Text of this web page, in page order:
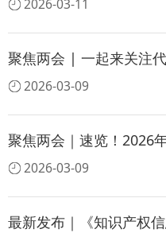
2026-03-11
2026-03-09
2026-03-09
最新发布｜《知识产权